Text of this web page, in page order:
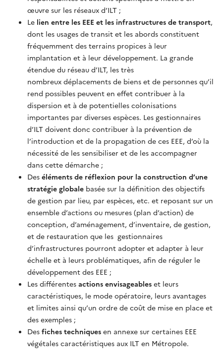
œuvre sur les réseaux d’ILT ;
Le lien entre les EEE et les infrastructures de transport,
dont les usages de transit et les abords constituent
fréquemment des terrains propices à leur
implantation et à leur développement. La grande
étendue du réseau d’ILT, les très
nombreux déplacements de biens et de personnes qu’il
rend possibles peuvent en effet contribuer à la
dispersion et à de potentielles colonisations
importantes par diverses espèces. Les gestionnaires
d’ILT doivent donc contribuer à la prévention de
l’introduction et de la propagation de ces EEE, d’où la
nécessité de les sensibiliser et de les accompagner
dans cette démarche ;
Des éléments de réflexion pour la construction d’une
stratégie globale basée sur la définition des objectifs
de gestion par lieu, par espèces, etc. et reposant sur un
ensemble d’actions ou mesures (plan d’action) de
conception, d’aménagement, d’inventaire, de gestion,
et de restauration que les gestionnaires
d’infrastructures pourront adopter et adapter à leur
échelle et à leurs problématiques, afin de réguler le
développement des EEE ;
Les différentes actions envisageables et leurs
caractéristiques, le mode opératoire, leurs avantages
et limites ainsi qu’un ordre de coût de mise en place et
des exemples ;
Des fiches techniques en annexe sur certaines EEE
végétales caractéristiques aux ILT en Métropole.